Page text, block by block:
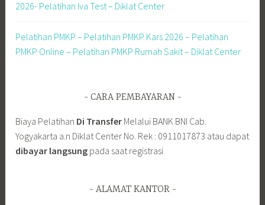
2026- Pelatihan Iva Test – Diklat Center
Pelatihan PMKP – Pelatihan PMKP Kars 2026 – Pelatihan
PMKP Online – Pelatihan PMKP Rumah Sakit – Diklat Center
CARA PEMBAYARAN
Biaya Pelatihan Di Transfer Melalui BANK BNI Cab.
Yogyakarta a.n Diklat Center No. Rek : 0911017873 atau dapat
dibayar langsung pada saat registrasi
ALAMAT KANTOR